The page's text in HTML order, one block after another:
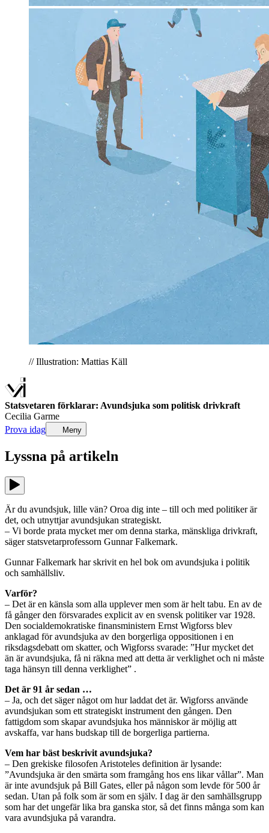
// Illustration: Mattias Käll
Statsvetaren förklarar: Avundsjuka som politisk drivkraft
Cecilia Garme
Prova idag
Meny
Lyssna på artikeln
Är du avundsjuk, lille vän? Oroa dig inte – till och med politiker är
det, och utnyttjar avundsjukan strategiskt.
– Vi borde prata mycket mer om denna starka, mänskliga drivkraft,
säger statsvetarprofessorn Gunnar Falkemark.
Gunnar Falkemark har skrivit en hel bok om avundsjuka i politik
och samhällsliv.
Varför?
– Det är en känsla som alla upplever men som är helt tabu. En av de
få gånger den försvarades explicit av en svensk politiker var 1928.
Den socialdemokratiske finansministern Ernst Wigforss blev
anklagad för avundsjuka av den borgerliga oppositionen i en
riksdagsdebatt om skatter, och Wigforss svarade: ”Hur mycket det
än är avundsjuka, få ni räkna med att detta är verklighet och ni måste
taga hänsyn till denna verklighet” .
Det är 91 år sedan …
– Ja, och det säger något om hur laddat det är. Wigforss använde
avundsjukan som ett strategiskt instrument den gången. Den
fattigdom som skapar avundsjuka hos människor är möjlig att
avskaffa, var hans budskap till de borgerliga partierna.
Vem har bäst beskrivit avundsjuka?
– Den grekiske filosofen Aristoteles definition är lysande:
”Avundsjuka är den smärta som framgång hos ens likar vållar”. Man
är inte avundsjuk på Bill Gates, eller på någon som levde för 500 år
sedan. Utan på folk som är som en själv. I dag är den samhällsgrupp
som har det ungefär lika bra ganska stor, så det finns många som kan
vara avundsjuka på varandra.